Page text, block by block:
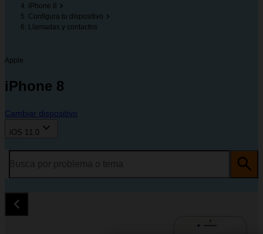
iPhone 8
Configura tu dispositivo
Llamadas y contactos
Apple
iPhone 8
Cambiar dispositivo
iOS 11.0